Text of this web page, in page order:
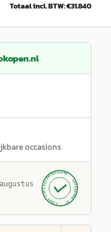
Totaal incl. BTW: €31.840
occasions
GECONTROLEERD ·
AUTOKOPEN.NL
· SINDS 1999 ·